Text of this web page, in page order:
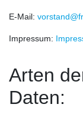
E-Mail:
Impressum:
Arten
Daten: